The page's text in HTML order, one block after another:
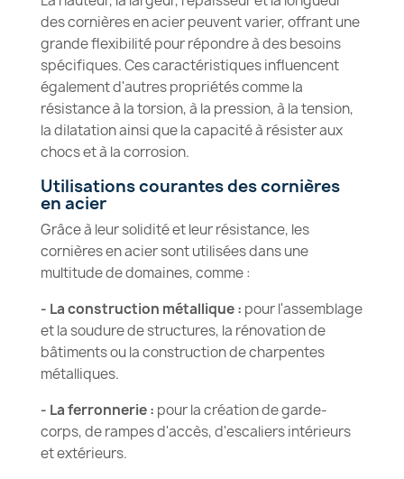
des cornières en acier peuvent varier, offrant une
grande flexibilité pour répondre à des besoins
spécifiques. Ces caractéristiques influencent
également d'autres propriétés comme la
résistance à la torsion, à la pression, à la tension,
la dilatation ainsi que la capacité à résister aux
chocs et à la corrosion.
Utilisations courantes des cornières
en acier
Grâce à leur solidité et leur résistance, les
cornières en acier sont utilisées dans une
multitude de domaines, comme :
- La construction métallique : pour l'assemblage
et la soudure de structures, la rénovation de
bâtiments ou la construction de charpentes
métalliques.
- La ferronnerie : pour la création de garde-
corps, de rampes d'accès, d'escaliers intérieurs
et extérieurs.